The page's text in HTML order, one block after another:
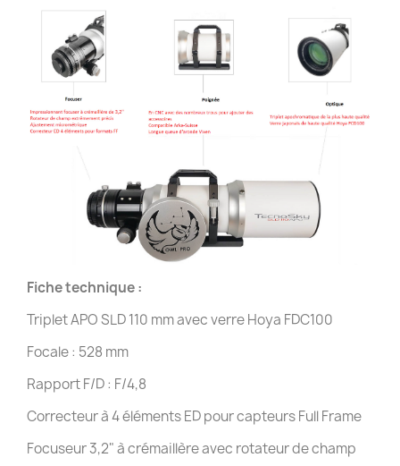
Fiche technique :
Triplet APO SLD 110 mm avec verre Hoya FDC100
Focale : 528 mm
Rapport F/D : F/4,8
Correcteur à 4 éléments ED pour capteurs Full Frame
Focuseur 3,2" à crémaillère avec rotateur de champ